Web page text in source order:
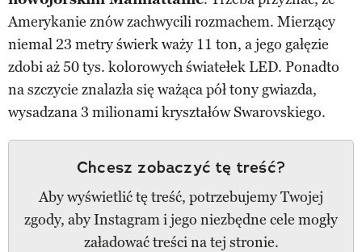
Amerykanie znów zachwycili rozmachem. Mierzący
niemal 23 metry świerk waży 11 ton, a jego gałęzie
zdobi aż 50 tys. kolorowych światełek LED. Ponadto
na szczycie znalazła się ważąca pół tony gwiazda,
wysadzana 3 milionami kryształów Swarovskiego.
Chcesz zobaczyć tę treść?
Aby wyświetlić tę treść, potrzebujemy Twojej
zgody, aby Instagram i jego niezbędne cele mogły
załadować treści na tej stronie.